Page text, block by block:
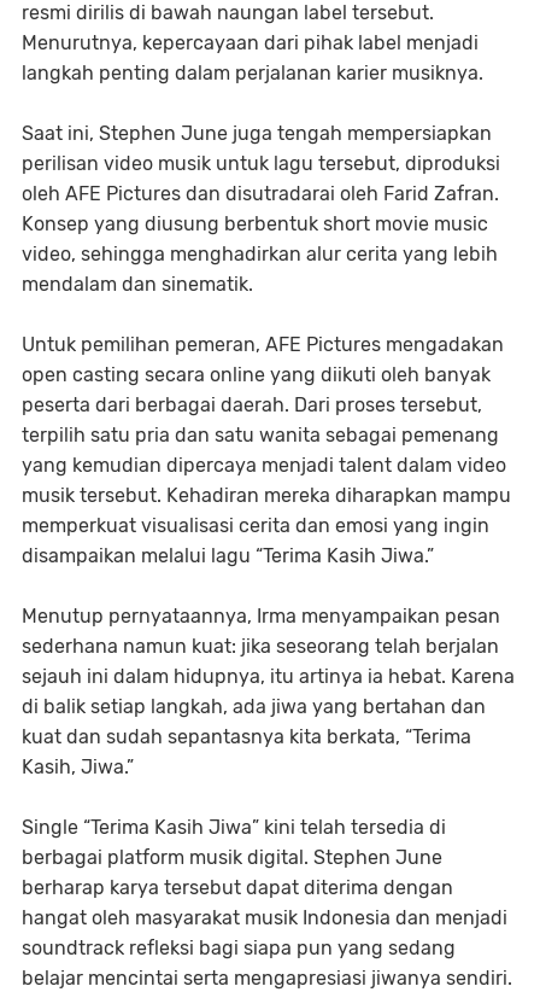
resmi dirilis di bawah naungan label tersebut.
Menurutnya, kepercayaan dari pihak label menjadi
langkah penting dalam perjalanan karier musiknya.
Saat ini, Stephen June juga tengah mempersiapkan
perilisan video musik untuk lagu tersebut, diproduksi
oleh AFE Pictures dan disutradarai oleh Farid Zafran.
Konsep yang diusung berbentuk short movie music
video, sehingga menghadirkan alur cerita yang lebih
mendalam dan sinematik.
Untuk pemilihan pemeran, AFE Pictures mengadakan
open casting secara online yang diikuti oleh banyak
peserta dari berbagai daerah. Dari proses tersebut,
terpilih satu pria dan satu wanita sebagai pemenang
yang kemudian dipercaya menjadi talent dalam video
musik tersebut. Kehadiran mereka diharapkan mampu
memperkuat visualisasi cerita dan emosi yang ingin
disampaikan melalui lagu “Terima Kasih Jiwa.”
Menutup pernyataannya, Irma menyampaikan pesan
sederhana namun kuat: jika seseorang telah berjalan
sejauh ini dalam hidupnya, itu artinya ia hebat. Karena
di balik setiap langkah, ada jiwa yang bertahan dan
kuat dan sudah sepantasnya kita berkata, “Terima
Kasih, Jiwa.”
Single “Terima Kasih Jiwa” kini telah tersedia di
berbagai platform musik digital. Stephen June
berharap karya tersebut dapat diterima dengan
hangat oleh masyarakat musik Indonesia dan menjadi
soundtrack refleksi bagi siapa pun yang sedang
belajar mencintai serta mengapresiasi jiwanya sendiri.